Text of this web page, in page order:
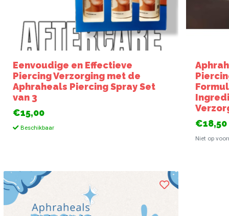
Eenvoudige en Effectieve
Piercing Verzorging met de
Aphraheals Piercing Spray Set
van 3
€15,00
Beschikbaar
€18,50
Niet op